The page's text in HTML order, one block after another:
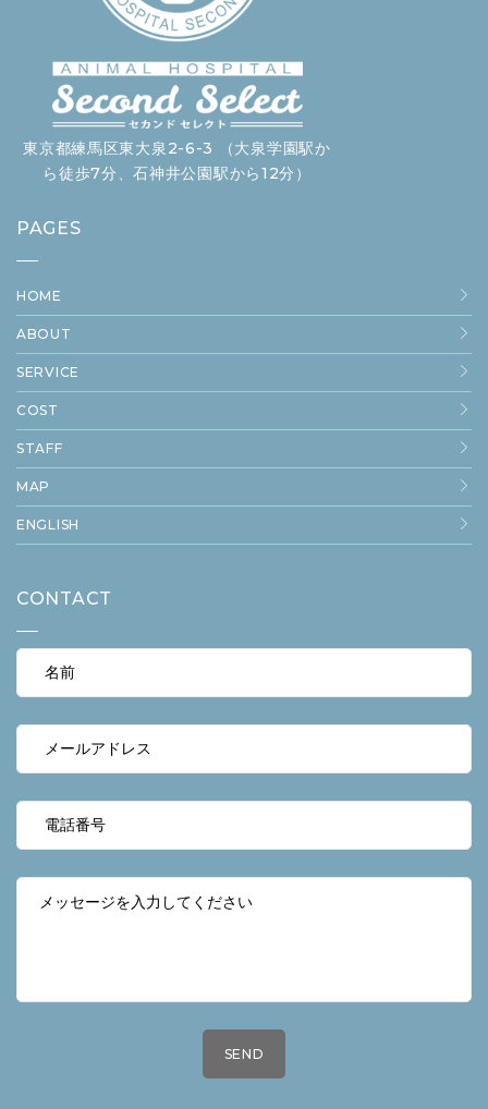
東京都練馬区東大泉2-6-3 （大泉学園駅か
ら徒歩7分、石神井公園駅から12分）
PAGES
HOME
ABOUT
SERVICE
COST
STAFF
MAP
ENGLISH
CONTACT